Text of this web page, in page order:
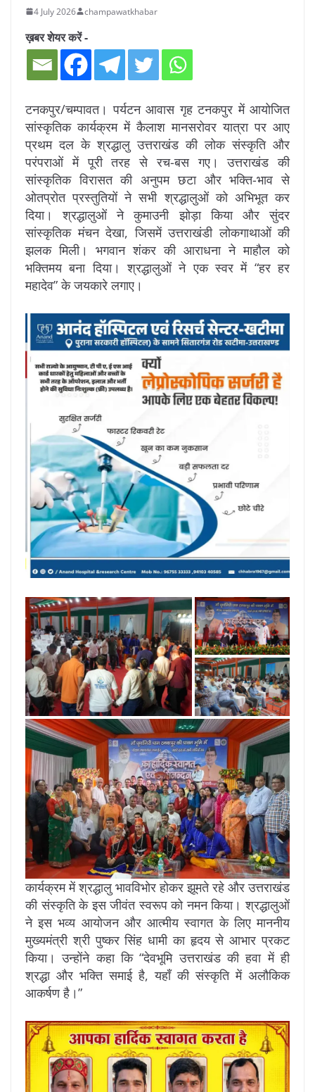
4 July 2026 champawatkhabar
ख़बर शेयर करें -
टनकपुर/चम्पावत। पर्यटन आवास गृह टनकपुर में आयोजित
सांस्कृतिक कार्यक्रम में कैलाश मानसरोवर यात्रा पर आए
प्रथम दल के श्रद्धालु उत्तराखंड की लोक संस्कृति और
परंपराओं में पूरी तरह से रच-बस गए। उत्तराखंड की
सांस्कृतिक विरासत की अनुपम छटा और भक्ति-भाव से
ओतप्रोत प्रस्तुतियों ने सभी श्रद्धालुओं को अभिभूत कर
दिया। श्रद्धालुओं ने कुमाउनी झोड़ा किया और सुंदर
सांस्कृतिक मंचन देखा, जिसमें उत्तराखंडी लोकगाथाओं की
झलक मिली। भगवान शंकर की आराधना ने माहौल को
भक्तिमय बना दिया। श्रद्धालुओं ने एक स्वर में “हर हर
महादेव” के जयकारे लगाए।
कार्यक्रम में श्रद्धालु भावविभोर होकर झूमते रहे और उत्तराखंड
की संस्कृति के इस जीवंत स्वरूप को नमन किया। श्रद्धालुओं
ने इस भव्य आयोजन और आत्मीय स्वागत के लिए माननीय
मुख्यमंत्री श्री पुष्कर सिंह धामी का हृदय से आभार प्रकट
किया। उन्होंने कहा कि “देवभूमि उत्तराखंड की हवा में ही
श्रद्धा और भक्ति समाई है, यहाँ की संस्कृति में अलौकिक
आकर्षण है।”